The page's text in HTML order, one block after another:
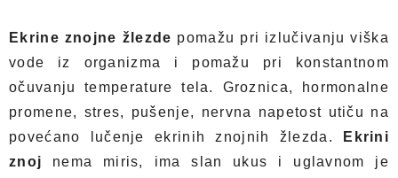
Ekrine znojne žlezde pomažu pri izlučivanju viška
vode iz organizma i pomažu pri konstantnom
očuvanju temperature tela. Groznica, hormonalne
promene, stres, pušenje, nervna napetost utiču na
povećano lučenje ekrinih znojnih žlezda.
Ekrini
znoj nema miris, ima slan ukus i uglavnom je